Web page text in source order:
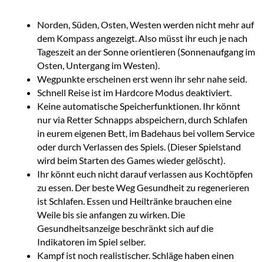
Norden, Süden, Osten, Westen werden nicht mehr auf
dem Kompass angezeigt. Also müsst ihr euch je nach
Tageszeit an der Sonne orientieren (Sonnenaufgang im
Osten, Untergang im Westen).
Wegpunkte erscheinen erst wenn ihr sehr nahe seid.
Schnell Reise ist im Hardcore Modus deaktiviert.
Keine automatische Speicherfunktionen. Ihr könnt
nur via Retter Schnapps abspeichern, durch Schlafen
in eurem eigenen Bett, im Badehaus bei vollem Service
oder durch Verlassen des Spiels. (Dieser Spielstand
wird beim Starten des Games wieder gelöscht).
Ihr könnt euch nicht darauf verlassen aus Kochtöpfen
zu essen. Der beste Weg Gesundheit zu regenerieren
ist Schlafen. Essen und Heiltränke brauchen eine
Weile bis sie anfangen zu wirken. Die
Gesundheitsanzeige beschränkt sich auf die
Indikatoren im Spiel selber.
Kampf ist noch realistischer. Schläge haben einen